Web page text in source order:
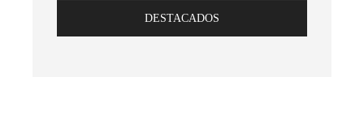
DESTACADOS